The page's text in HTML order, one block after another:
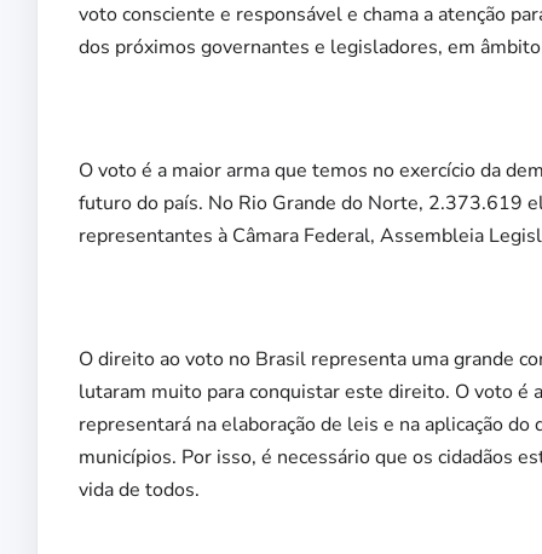
voto consciente e responsável e chama a atenção
dos próximos governantes e legisladores, em
O voto é a maior arma que temos no exercício da
futuro do país. No Rio Grande do Norte, 2.373.619
representantes à Câmara Federal, Assembleia
O direito ao voto no Brasil representa uma grande
lutaram muito para conquistar este direito. O voto é
representará na elaboração de leis e na aplicação
municípios. Por isso, é necessário que os cidadãos
vida de todos.